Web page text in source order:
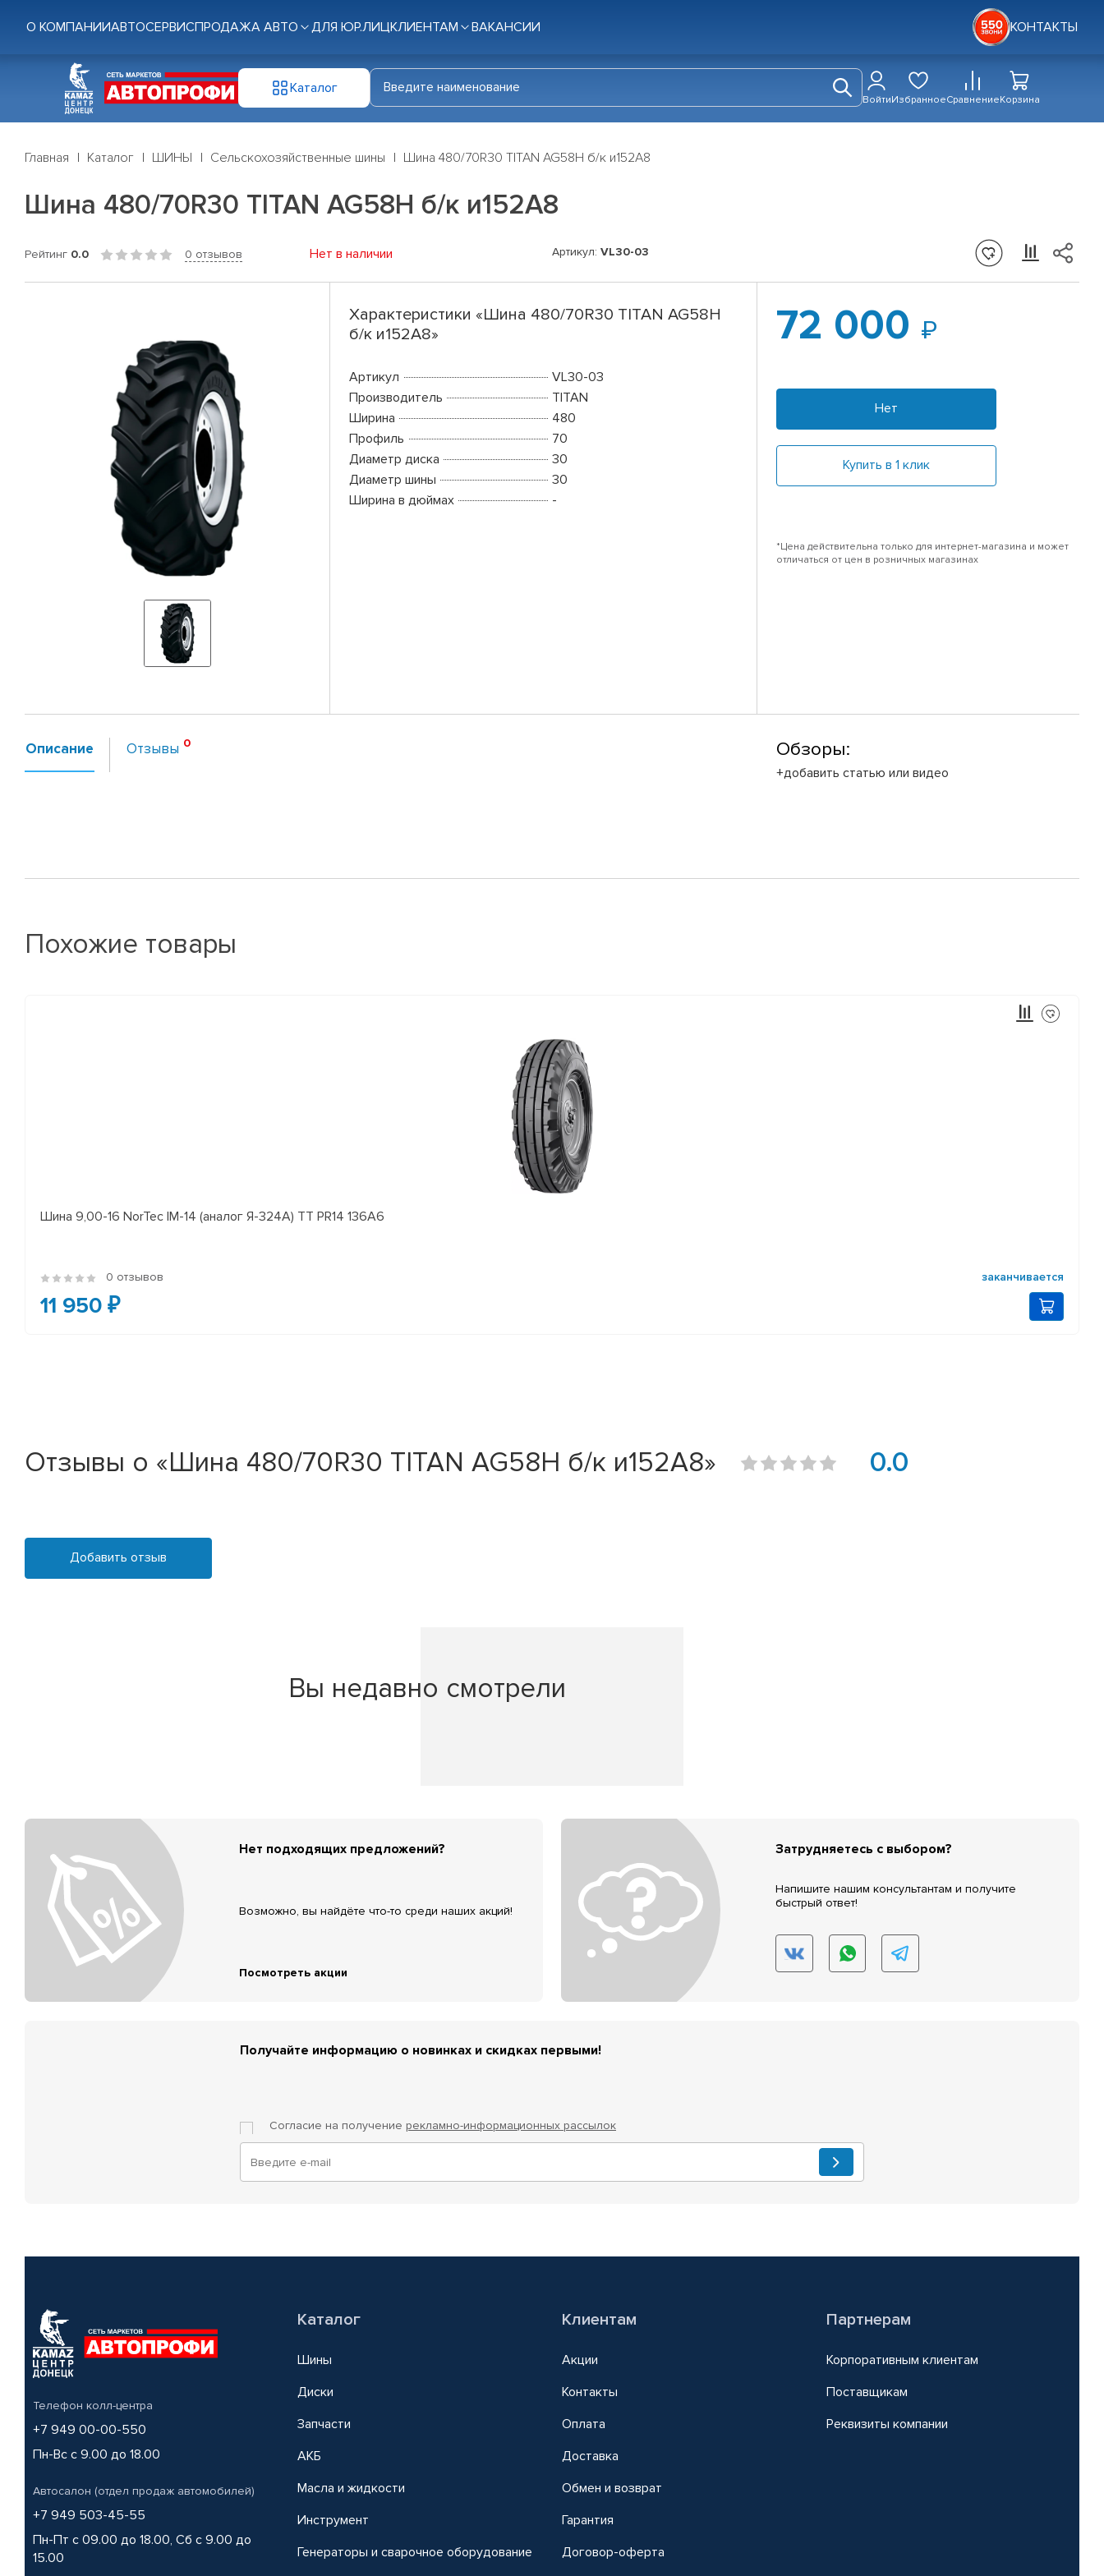
О КОМПАНИИАВТОСЕРВИСПРОДАЖА АВТО ДЛЯ ЮР.ЛИЦКЛИЕНТАМ ВАКАНСИИ КОНТАКТЫ
Каталог
ВойтиИзбранноеСравнениеКорзина
Главная Каталог ШИНЫ Сельскохозяйственные шины Шина 480/70R30 TITAN AG58H б/к и152А8
Шина 480/70R30 TITAN AG58H б/к и152А8
Рейтинг 0.0 0 отзывов Нет в наличии Артикул: VL30-03
Характеристики «Шина 480/70R30 TITAN AG58H
б/к и152А8»
Артикул
VL30-03
Производитель
TITAN
Ширина
480
Профиль
70
Диаметр диска
30
Диаметр шины
30
Ширина в дюймах
-
72 000
Нет
Купить в 1 клик
*Цена действительна только для интернет-магазина и может
отличаться от цен в розничных магазинах
Описание Отзывы Обзоры:
+добавить статью или видео
Похожие товары
Шина 9,00-16 NorTec IM-14 (аналог Я-324А) ТТ PR14 136А6
0 отзывов заканчивается
11 950 ₽
Отзывы о «Шина 480/70R30 TITAN AG58H б/к и152А8» 0.0
Добавить отзыв
Вы недавно смотрели
Нет подходящих предложений?
Возможно, вы найдёте что-то среди наших акций!
Посмотреть акции
Затрудняетесь с выбором?
Напишите нашим консультантам и получите
быстрый ответ!
Получайте информацию о новинках и скидках первыми!
Согласие на получение рекламно-информационных рассылок
Телефон колл-центра
+7 949 00-00-550
Пн-Вс с 9.00 до 18.00
Автосалон (отдел продаж автомобилей)
+7 949 503-45-55
Пн-Пт с 09.00 до 18.00, Сб с 9.00 до
15.00
Каталог
Шины
Диски
Запчасти
АКБ
Масла и жидкости
Инструмент
Генераторы и сварочное оборудование
Клиентам
Акции
Контакты
Оплата
Доставка
Обмен и возврат
Гарантия
Договор-оферта
Партнерам
Корпоративным клиентам
Поставщикам
Реквизиты компании